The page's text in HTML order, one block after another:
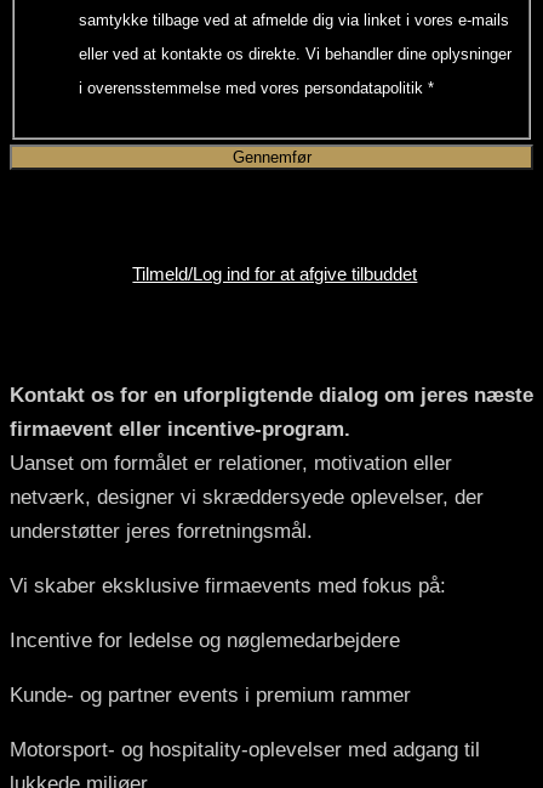
samtykke tilbage ved at afmelde dig via linket i vores e-mails
eller ved at kontakte os direkte. Vi behandler dine oplysninger
i overensstemmelse med vores persondatapolitik *
Gennemfør
Tilmeld/Log ind for at afgive tilbuddet
Kontakt os for en uforpligtende dialog om jeres næste
firmaevent eller incentive-program.
Uanset om formålet er relationer, motivation eller
netværk, designer vi skræddersyede oplevelser, der
understøtter jeres forretningsmål.
Vi skaber eksklusive firmaevents med fokus på:
Incentive for ledelse og nøglemedarbejdere
Kunde- og partner events i premium rammer
Motorsport- og hospitality-oplevelser med adgang til
lukkede miljøer